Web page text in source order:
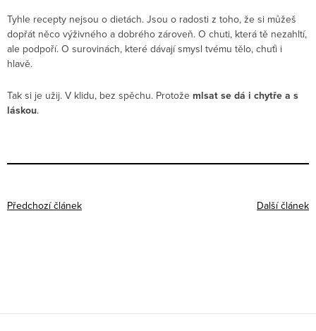
Tyhle recepty nejsou o dietách. Jsou o radosti z toho, že si můžeš
dopřát něco výživného a dobrého zároveň. O chuti, která tě nezahltí,
ale podpoří. O surovinách, které dávají smysl tvému tělo, chuťi i
hlavě.
Tak si je užij. V klidu, bez spěchu. Protože mlsat se dá i chytře a s
láskou.
Předchozí článek Další článek